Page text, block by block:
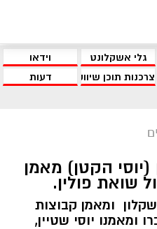
גלי אשקלונט
וידאו
צרכנות תוכן שיווקי
דעות
(יוסי הקטן) מאמן
שואת פולין.
ומאמן קבוצות
ומאמנו יוסי שטיין,